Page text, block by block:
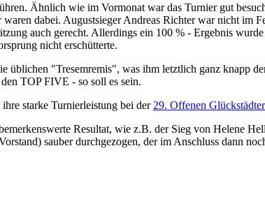
Ähnlich wie im Vormonat war das Turnier gut
dabei. Augustsieger Andreas Richter war nicht im
auch gerecht. Allerdings ein 100 % - Ergebnis
nicht erschütterte.
"Tresemremis", was ihm letztlich ganz knapp
TOP FIVE - so soll es sein.
starke Turnierleistung bei der 29. Offenen
Resultat, wie z.B. der Sieg von Helene
sauber durchgezogen, der im Anschluss dann